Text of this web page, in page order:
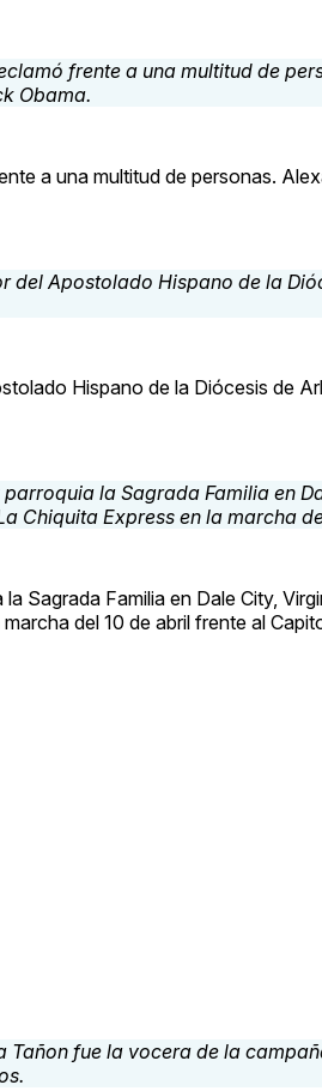
a una multitud de personas.
Hispano de la Diócesis de
Sagrada Familia en Dale City,
del 10 de abril frente al